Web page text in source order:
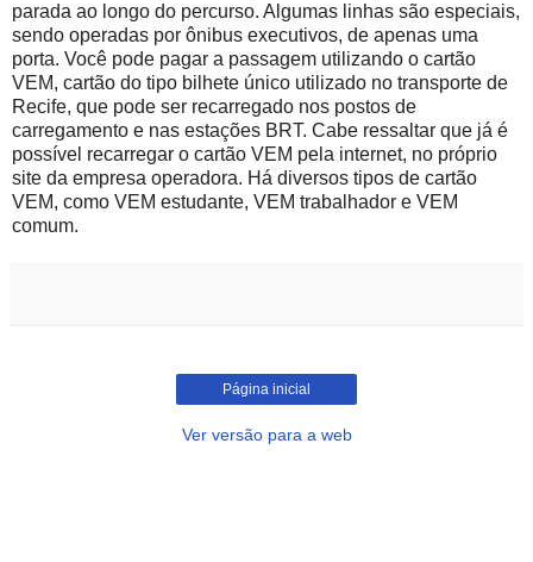
parada ao longo do percurso. Algumas linhas são especiais,
sendo operadas por ônibus executivos, de apenas uma
porta. Você pode pagar a passagem utilizando o cartão
VEM, cartão do tipo bilhete único utilizado no transporte de
Recife, que pode ser recarregado nos postos de
carregamento e nas estações BRT. Cabe ressaltar que já é
possível recarregar o cartão VEM pela internet, no próprio
site da empresa operadora. Há diversos tipos de cartão
VEM, como VEM estudante, VEM trabalhador e VEM
comum.
Página inicial
Ver versão para a web